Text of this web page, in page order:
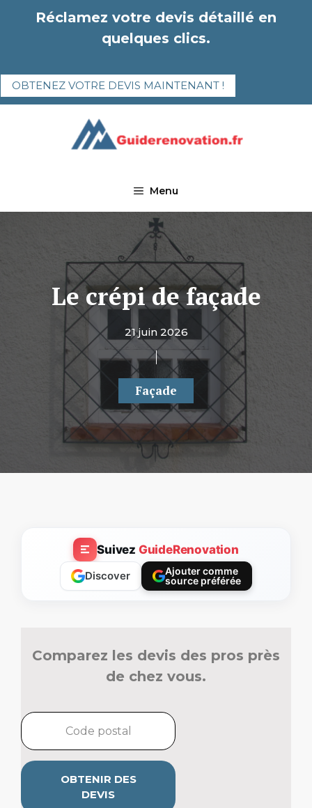
Réclamez votre devis détaillé en
quelques clics.
OBTENEZ VOTRE DEVIS MAINTENANT !
Menu
Le crépi de façade
21 juin 2026
Façade
Suivez GuideRenovation
Discover
Ajouter comme
source préférée
Comparez les devis des pros près
de chez vous.
OBTENIR DES
DEVIS